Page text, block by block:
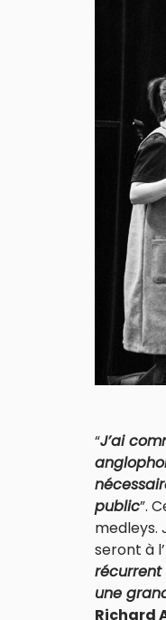
“J’ai
public”.
medleys.
seront à
récurrent
une
Richard